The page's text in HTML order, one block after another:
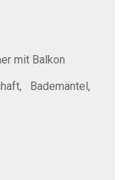
mit Balkon
Bademäntel,